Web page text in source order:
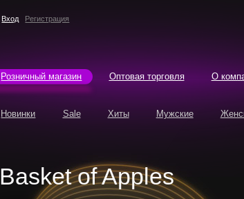
Вход Регистрация
Розничный магазин Оптовая торговля О
Новинки Sale Хиты Мужские
Basket of Apples